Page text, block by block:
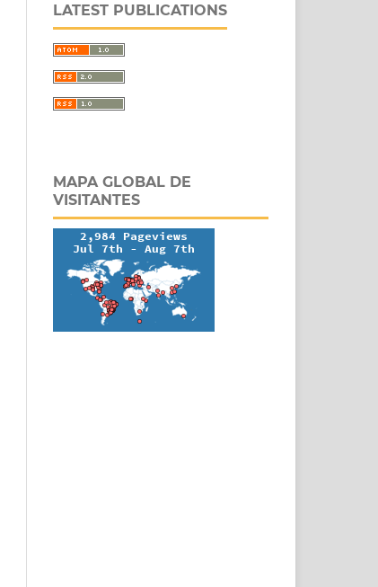
LATEST PUBLICATIONS
MAPA GLOBAL DE
VISITANTES